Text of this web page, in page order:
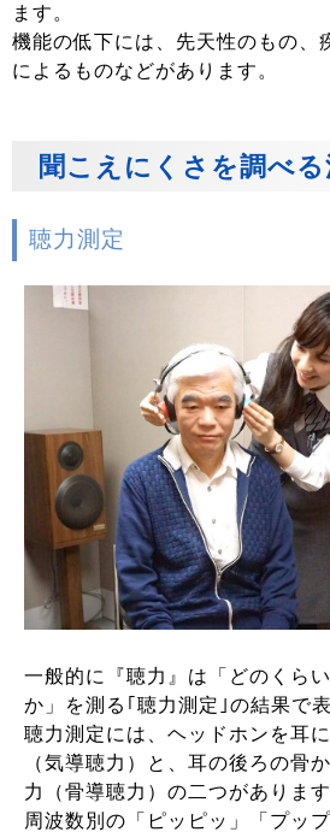
ます。
機能の低下には、先天性のもの、
によるものなどがあります。
聞こえにくさを調べる
聴力測定
一般的に『聴力』は「どのくら
か」を測る｢聴力測定｣の結果で表
聴力測定には、ヘッドホンを耳
（気導聴力）と、耳の後ろの骨
力（骨導聴力）の二つがあります
周波数別の「ピッピッ」「プッ